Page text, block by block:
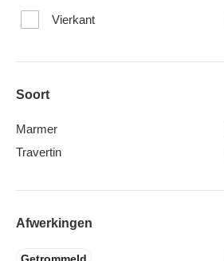
Vierkant
Soort
Marmer
Travertin
Afwerkingen
Getrommeld